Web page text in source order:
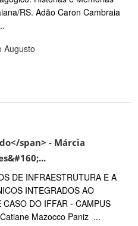
RS. Adão Caron Cambraia
Augusto
span> - Márcia
DE INFRAESTRUTURA E A
INTEGRADOS AO
DO IFFAR - CAMPUS
Mazocco Paniz ...